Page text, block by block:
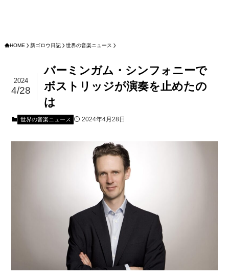
HOME 新ゴロウ日記 世界の音楽ニュース
バーミンガム・シンフォニーで
ボストリッジが演奏を止めたの
は
2024
4/28
世界の音楽ニュース 2024年4月28日